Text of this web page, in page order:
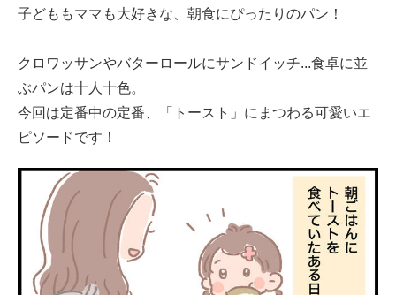
子どももママも大好きな、朝食にぴったりのパン！
クロワッサンやバターロールにサンドイッチ...食卓に並
ぶパンは十人十色。
今回は定番中の定番、「トースト」にまつわる可愛いエ
ピソードです！